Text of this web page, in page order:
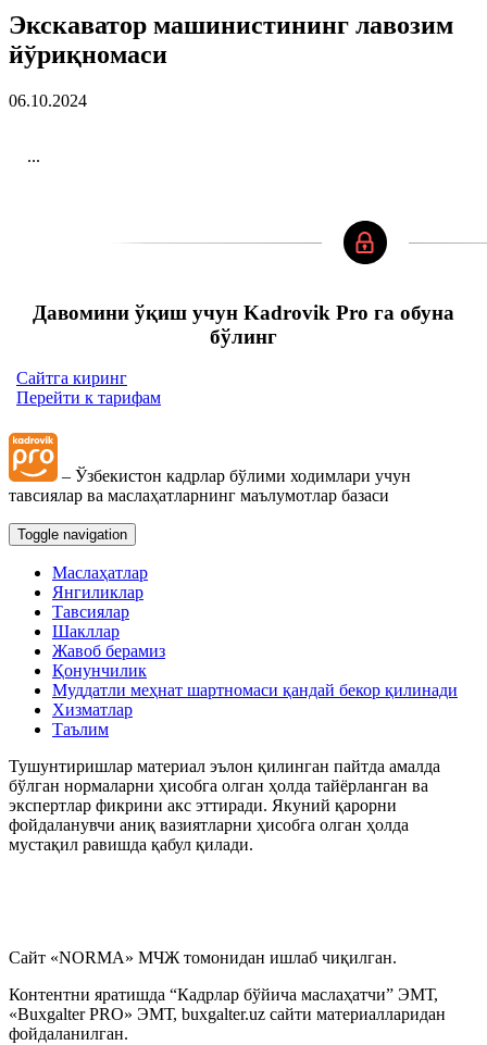
Экскаватор машинистининг лавозим
йўриқномаси
06.10.2024
...
Давомини ўқиш учун Kadrovik Pro га обуна
бўлинг
Сайтга киринг
Перейти к тарифам
– Ўзбекистон кадрлар бўлими ходимлари учун
тавсиялар ва маслаҳатларнинг маълумотлар базаси
Toggle navigation
Маслаҳатлар
Янгиликлар
Тавсиялар
Шакллар
Жавоб берамиз
Қонунчилик
Муддатли меҳнат шартномаси қандай бекор қилинади
Хизматлар
Таълим
Тушунтиришлар материал эълон қилинган пайтда амалда
бўлган нормаларни ҳисобга олган ҳолда тайёрланган ва
экспертлар фикрини акс эттиради. Якуний қарорни
фойдаланувчи аниқ вазиятларни ҳисобга олган ҳолда
мустақил равишда қабул қилади.
Сайт «NORMA» МЧЖ томонидан ишлаб чиқилган.
Контентни яратишда “Кадрлар бўйича маслаҳатчи” ЭМТ,
«Buxgalter PRO» ЭМТ, buxgalter.uz сайти материалларидан
фойдаланилган.